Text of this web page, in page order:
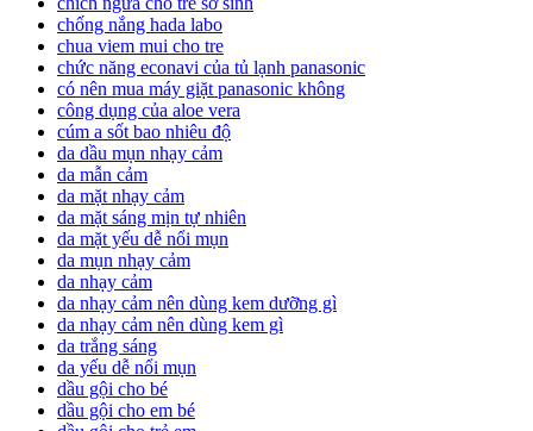
chống nắng hada labo
chua viem mui cho tre
chức năng econavi của tủ lạnh panasonic
có nên mua máy giặt panasonic không
công dụng của aloe vera
cúm a sốt bao nhiêu độ
da dầu mụn nhạy cảm
da mẫn cảm
da mặt nhạy cảm
da mặt sáng mịn tự nhiên
da mặt yếu dễ nổi mụn
da mụn nhạy cảm
da nhạy cảm
da nhạy cảm nên dùng kem dưỡng gì
da nhạy cảm nên dùng kem gì
da trắng sáng
da yếu dễ nổi mụn
dầu gội cho bé
dầu gội cho em bé